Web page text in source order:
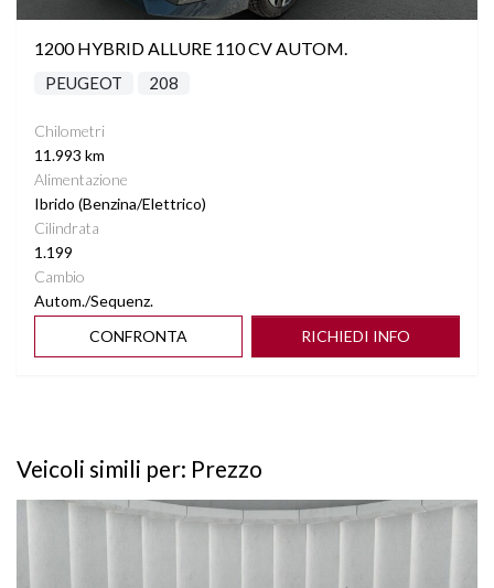
1200 HYBRID ALLURE 110 CV AUTOM.
PEUGEOT 208
Chilometri
11.993 km
Alimentazione
Ibrido (Benzina/Elettrico)
Cilindrata
1.199
Cambio
Autom./Sequenz.
CONFRONTA
RICHIEDI INFO
Veicoli simili per: Prezzo
Vedi dettagli